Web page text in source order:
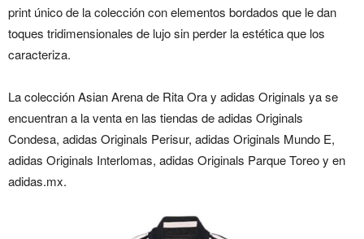
print único de la colección con elementos bordados que le dan
toques tridimensionales de lujo sin perder la estética que los
caracteriza.
La colección Asian Arena de Rita Ora y adidas Originals ya se
encuentran a la venta en las tiendas de adidas Originals
Condesa, adidas Originals Perisur, adidas Originals Mundo E,
adidas Originals Interlomas, adidas Originals Parque Toreo y en
adidas.mx.